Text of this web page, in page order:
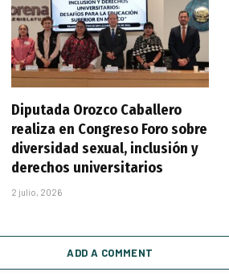
Diputada Orozco Caballero
realiza en Congreso Foro sobre
diversidad sexual, inclusión y
derechos universitarios
2 julio, 2026
ADD A COMMENT